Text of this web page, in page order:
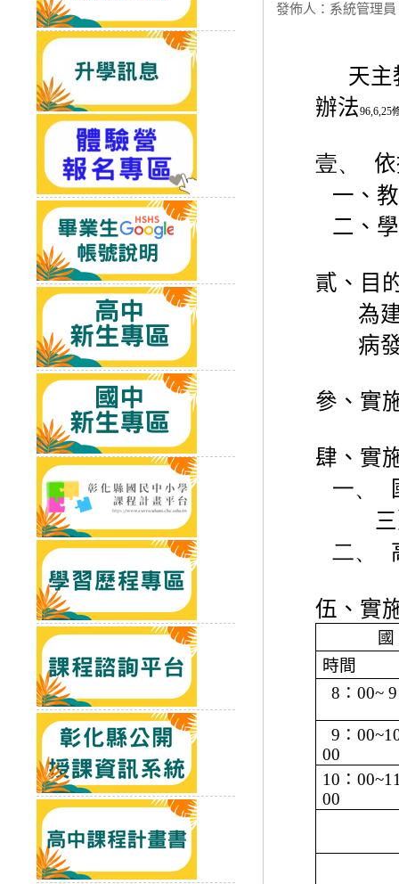
發佈人：系統管理員
天主
辦法96,6,25
壹、
一、
二、
貳、目
為
病
參、實
肆、實
一、
二、
伍、實
國
時間
8 ： 00~ 9
9 ：
00
10 ：
00